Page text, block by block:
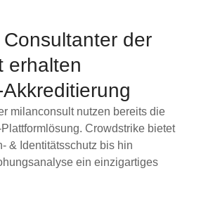
der
erhalten
milanconsult nutzen bereits die
Crowdstrike bietet
& Identitätsschutz bis hin
ein einzigartiges